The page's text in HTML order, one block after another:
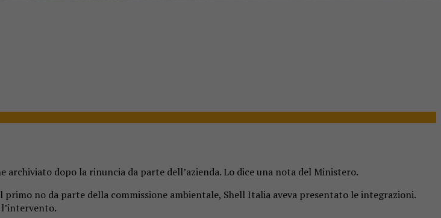
dopo la rinuncia da parte dell’azienda. Lo dice una nota del Ministero.
primo no da parte della commissione ambientale, Shell Italia aveva presentato le integrazioni.